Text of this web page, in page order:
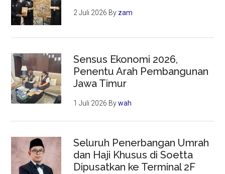
2 Juli 2026 By zam
Sensus Ekonomi 2026,
Penentu Arah Pembangunan
Jawa Timur
1 Juli 2026 Bywah
Seluruh Penerbangan Umrah
dan Haji Khusus di Soetta
Dipusatkan ke Terminal 2F